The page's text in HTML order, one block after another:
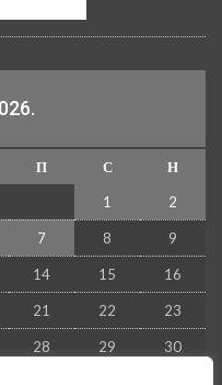
П С
Н
1
2
7 8 9
14 15 16
21 22 23
28 29 30